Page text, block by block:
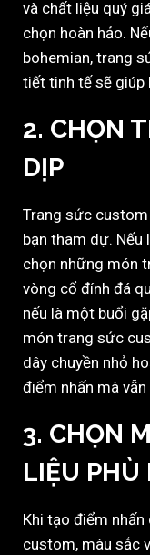
và chất liệu quý
chọn hoàn hảo.
bohemian, trang
tiết tinh tế sẽ giúp
2. CHỌN
DỊP
Trang sức
bạn tham dự.
chọn những món
vòng cổ đính đá
nếu là một buổi
món trang sức
dây chuyền nhỏ
điểm nhấn mà
3. CHỌN
LIỆU PHÙ
Khi tạo điểm
custom, màu sắc